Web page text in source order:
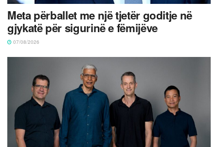
Meta përballet me një tjetër goditje në
gjykatë për sigurinë e fëmijëve
07/08/2026